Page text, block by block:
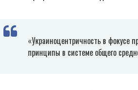
«Украиноцентричность в фокусе
принципы в системе общего